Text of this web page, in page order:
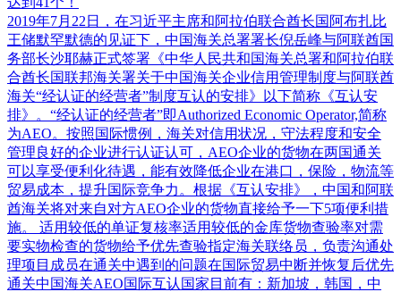
2019年7月22日，在习近平主席和阿拉伯联合酋长国阿布扎比
王储默罕默德的见证下，中国海关总署署长倪岳峰与阿联酋国
务部长沙耶赫正式签署《中华人民共和国海关总署和阿拉伯联
合酋长国联邦海关署关于中国海关企业信用管理制度与阿联酋
海关“经认证的经营者”制度互认的安排》以下简称《互认安
排》。“经认证的经营者”即Authorized Economic Operator,简称
为AEO。按照国际惯例，海关对信用状况，守法程度和安全
管理良好的企业进行认证认可，AEO企业的货物在两国通关
可以享受便利化待遇，能有效降低企业在港口，保险，物流等
贸易成本，提升国际竞争力。根据《互认安排》，中国和阿联
酋海关将对来自对方AEO企业的货物直接给予一下5项便利措
施。 适用较低的单证复核率适用较低的金库货物查验率对需
要实物检查的货物给予优先查验指定海关联络员，负责沟通处
理项目成员在通关中遇到的问题在国际贸易中断并恢复后优先
通关中国海关AEO国际互认国家目前有：新加坡，韩国，中